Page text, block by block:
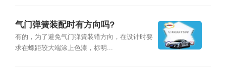
气门弹簧装配时有方向吗?
有的，为了避免气门弹簧装错方向，在设计时要
求在螺距较大端涂上色漆，标明...